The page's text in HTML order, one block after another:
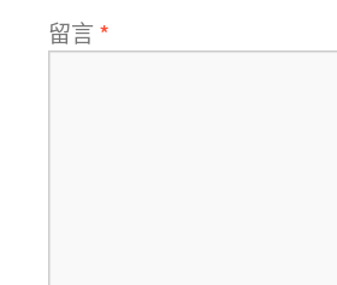
留言 *